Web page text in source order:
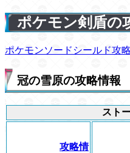
ポケモン剣盾の
ポケモンソードシールド攻
冠の雪原の攻略情報
スト
攻略情